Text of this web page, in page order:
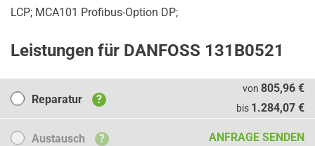
LCP; MCA101 Profibus-Option DP;
Leistungen für DANFOSS 131B0521
Reparatur
Reparatur ?
von 805,96 €
bis 1.284,07 €
Austausch
Austausch ? ANFRAGE SENDEN